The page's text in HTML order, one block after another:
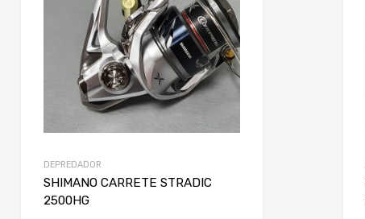
DEPREDADOR
SHIMANO CARRETE STRADIC
2500HG